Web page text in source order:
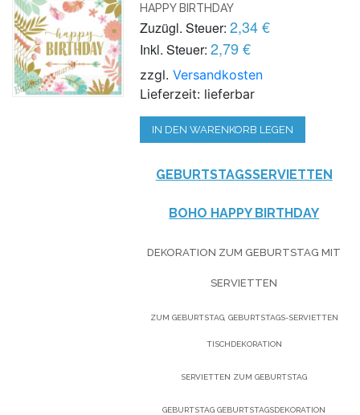
HAPPY BIRTHDAY
Zuzügl. Steuer: 2,34 €
Inkl. Steuer: 2,79 €
zzgl.Versandkosten
Lieferzeit: lieferbar
IN DEN WARENKORB LEGEN
GEBURTSTAGSSERVIETTEN
BOHO HAPPY BIRTHDAY
DEKORATION ZUM GEBURTSTAG MIT
SERVIETTEN
ZUM GEBURTSTAG, GEBURTSTAGS-SERVIETTEN
TISCHDEKORATION
SERVIETTEN ZUM GEBURTSTAG
GEBURTSTAG GEBURTSTAGSDEKORATION